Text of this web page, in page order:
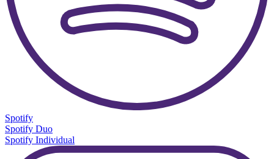
Spotify
Spotify Duo
Spotify Individual